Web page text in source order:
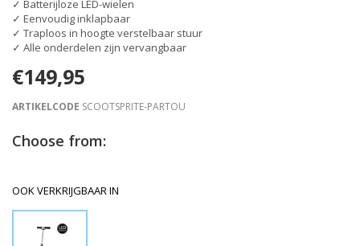
✓ Batterijloze LED-wielen
✓ Eenvoudig inklapbaar
✓ Traploos in hoogte verstelbaar stuur
✓ Alle onderdelen zijn vervangbaar
€149,95
ARTIKELCODE SCOOTSPRITE-PARTOU
Choose from:
OOK VERKRIJGBAAR IN